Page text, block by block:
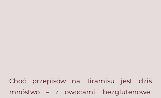
Choć przepisów na tiramisu jest dziś
mnóstwo – z owocami, bezglutenowe,